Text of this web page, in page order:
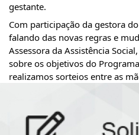
gestante.
Com participação da gestora
falando das novas regras e
Assessora da Assistência
sobre os objetivos do
realizamos sorteios entre as